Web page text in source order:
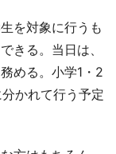
を対象に行うも
きる。当日は、
める。小学1・2
かれて行う予定